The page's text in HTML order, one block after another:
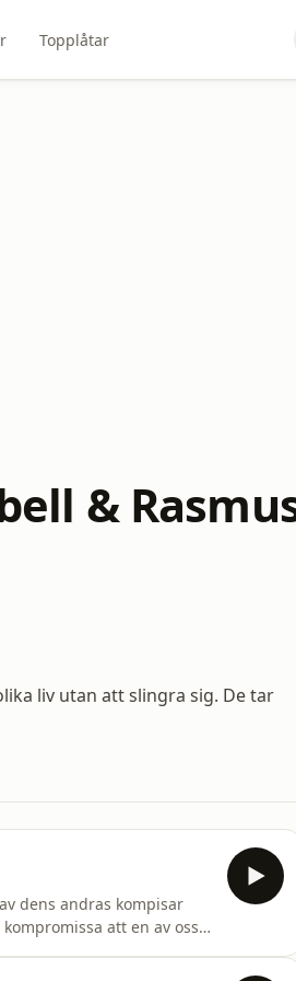
Topplåtar
&
liv utan att slingra sig. De tar
dens andras kompisar
att en av oss